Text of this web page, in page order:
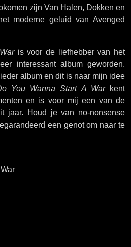
zijn Van Halen, Dokken en
moderne geluid van Avenged
is voor de liefhebber van het
interessant album geworden.
album en dit is naar mijn idee
You Wanna Start A War kent
en is voor mij een van de
jaar. Houd je van no-nonsense
een genot om naar te